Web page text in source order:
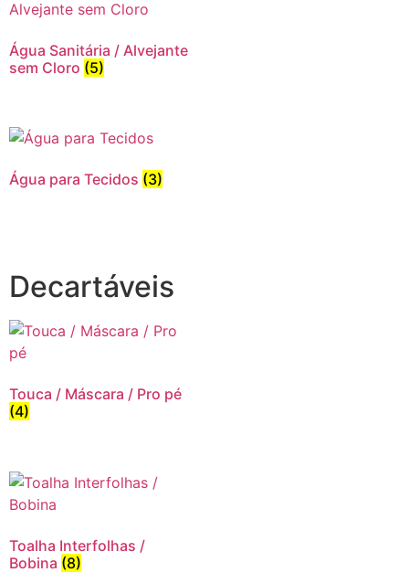
Água Sanitária / Alvejante
sem Cloro (5)
Água para Tecidos (3)
Decartáveis
Touca / Máscara / Pro pé
(4)
Toalha Interfolhas /
Bobina (8)